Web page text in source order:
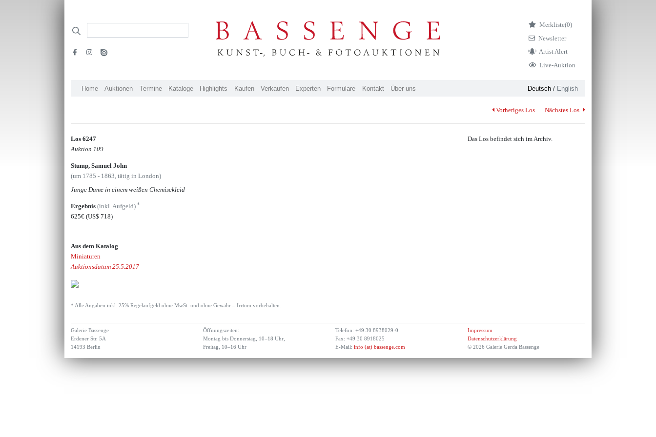
Merkliste(0)
Newsletter
Artist Alert
Live-Auktion
Home Auktionen Termine Kataloge Highlights Kaufen Verkaufen Experten Formulare Kontakt Über uns Deutsch/ English
Vorheriges Los Nächstes Los
Los 6247
Auktion 109
Stump, Samuel John
(um 1785 - 1863, tätig in London)
Junge Dame in einem weißen Chemisekleid
Ergebnis(inkl. Aufgeld)*
625€(US$ 718)
Aus dem Katalog
Miniaturen
Auktionsdatum 25.5.2017
Das Los befindet sich im Archiv.
* Alle Angaben inkl. 25% Regelaufgeld ohne MwSt. und ohne Gewähr – Irrtum vorbehalten.
Galerie Bassenge
Erdener Str. 5A
14193 Berlin
Öffnungszeiten:
Montag bis Donnerstag, 10–18 Uhr,
Freitag, 10–16 Uhr
Telefon: +49 30 8938029-0
Fax: +49 30 8918025
E-Mail: info (at) bassenge.com
Impressum
Datenschutzerklärung
© 2026 Galerie Gerda Bassenge